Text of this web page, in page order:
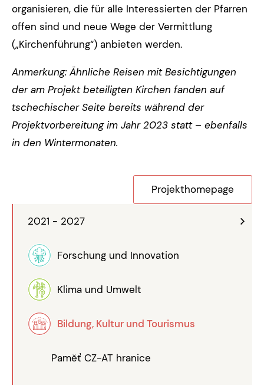
2021 - 2027
Forschung und Innovation
Klima und Umwelt
Bildung, Kultur und Tourismus
Paměť CZ-AT hranice
organisieren, die für alle Interessierten der Pfarren
offen sind und neue Wege der Vermittlung
(„Kirchenführung“) anbieten werden.
Anmerkung: Ähnliche Reisen mit Besichtigungen
der am Projekt beteiligten Kirchen fanden auf
tschechischer Seite bereits während der
Projektvorbereitung im Jahr 2023 statt – ebenfalls
in den Wintermonaten.
Projekthomepage